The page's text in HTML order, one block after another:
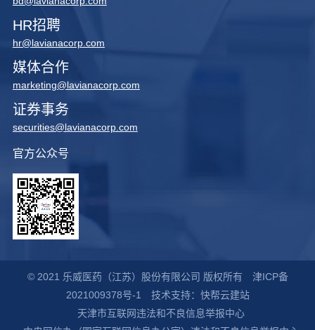
HR招聘
hr@lavianacorp.com
媒体合作
marketing@lavianacorp.com
证券事务
securities@lavianacorp.com
官方公众号
© 2021 乐威医药（江苏）股份有限公司 版权所有
津ICP备
2021009378号-1
技术支持：快帮云建站
天津市互联网违法和不良信息举报中心